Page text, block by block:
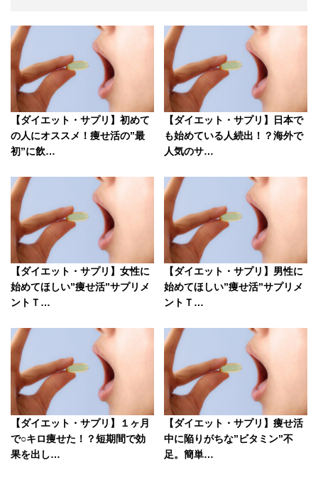
【ダイエット・サプリ】初めて
の人にオススメ！痩せ活の”最
初”に飲…
【ダイエット・サプリ】日本で
も始めている人続出！？海外で
人気のサ…
【ダイエット・サプリ】女性に
始めてほしい”痩せ活”サプリメ
ントＴ…
【ダイエット・サプリ】男性に
始めてほしい”痩せ活”サプリメ
ントＴ…
【ダイエット・サプリ】１ヶ月
で○キロ痩せた！？短期間で効
果を出し…
【ダイエット・サプリ】痩せ活
中に陥りがちな”ビタミン”不
足。簡単…